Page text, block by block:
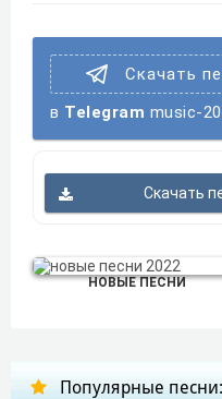
Скачать
в Telegram music-
Скачать
НОВЫЕ ПЕСНИ
Популярные песни: